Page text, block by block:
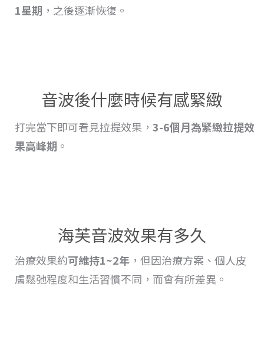
1星期 ，之後逐漸恢復 。
音波後什麼時候有感緊緻
打完當下即可看見拉提效果， 3-6個月為緊緻拉提效
果高峰期 。
海芙音波效果有多久
治療效果約可維持1~2年 ，但因治療方案、個人皮
膚鬆弛程度和生活習慣不同，而會有所差異。